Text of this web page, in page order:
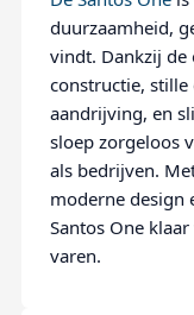
duurzaamheid,
vindt. Dankzij de
constructie, stille
aandrijving, en
sloep zorgeloos
als bedrijven.
moderne design
Santos One
varen.